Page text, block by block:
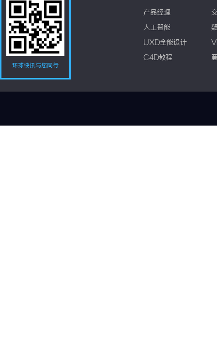
环球快讯与您同行
产品经理
人工智能
UXD全能设计
C4D教程